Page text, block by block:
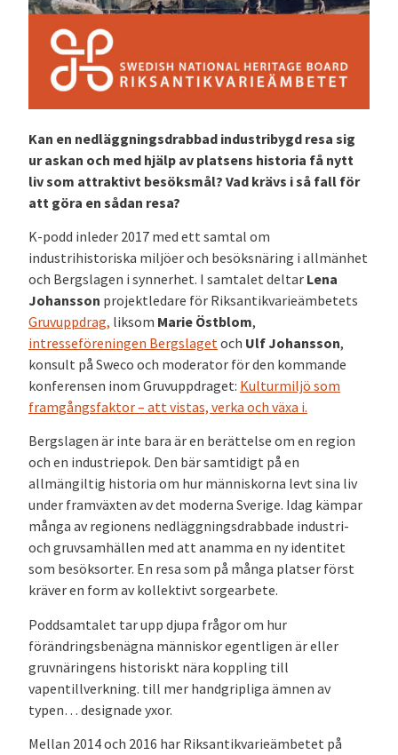
Kan en nedläggningsdrabbad industribygd resa sig
ur askan och med hjälp av platsens historia få nytt
liv som attraktivt besöksmål? Vad krävs i så fall för
att göra en sådan resa?
K-podd inleder 2017 med ett samtal om
industrihistoriska miljöer och besöksnäring i allmänhet
och Bergslagen i synnerhet. I samtalet deltar Lena
Johansson projektledare för Riksantikvarieämbetets
Gruvuppdrag, liksom Marie Östblom,
intresseföreningen Bergslagetoch Ulf Johansson,
konsult på Sweco och moderator för den kommande
konferensen inom Gruvuppdraget: Kulturmiljö som
framgångsfaktor – att vistas, verka och växa i.
Bergslagen är inte bara är en berättelse om en region
och en industriepok. Den bär samtidigt på en
allmängiltig historia om hur människorna levt sina liv
under framväxten av det moderna Sverige. Idag kämpar
många av regionens nedläggningsdrabbade industri-
och gruvsamhällen med att anamma en ny identitet
som besöksorter. En resa som på många platser först
kräver en form av kollektivt sorgearbete.
Poddsamtalet tar upp djupa frågor om hur
förändringsbenägna människor egentligen är eller
gruvnäringens historiskt nära koppling till
vapentillverkning. till mer handgripliga ämnen av
typen… designade yxor.
Mellan 2014 och 2016 har Riksantikvarieämbetet på